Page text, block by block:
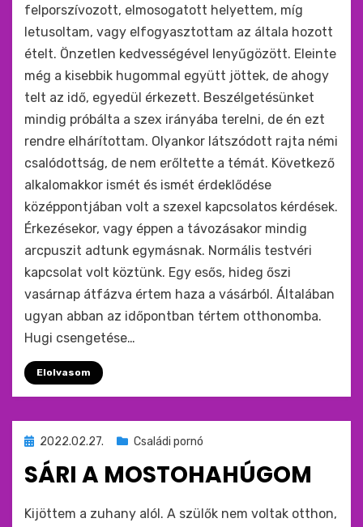
felporszívozott, elmosogatott helyettem, míg
letusoltam, vagy elfogyasztottam az általa hozott
ételt. Önzetlen kedvességével lenyűgözött. Eleinte
még a kisebbik hugommal együtt jöttek, de ahogy
telt az idő, egyedül érkezett. Beszélgetésünket
mindig próbálta a szex irányába terelni, de én ezt
rendre elhárítottam. Olyankor látszódott rajta némi
csalódottság, de nem erőltette a témát. Következő
alkalomakkor ismét és ismét érdeklődése
középpontjában volt a szexel kapcsolatos kérdések.
Érkezésekor, vagy éppen a távozásakor mindig
arcpuszit adtunk egymásnak. Normális testvéri
kapcsolat volt köztünk. Egy esős, hideg őszi
vasárnap átfázva értem haza a vásárból. Általában
ugyan abban az időpontban tértem otthonomba.
Hugi csengetése…
Elolvasom
Beküldve
:
2022.02.27. Családi pornó
SÁRI A MOSTOHAHÚGOM
by
Kijöttem a zuhany alól. A szülők nem voltak otthon,